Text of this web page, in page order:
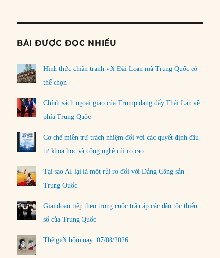
BÀI ĐƯỢC ĐỌC NHIỀU
Hình thức chiến tranh với Đài Loan mà Trung Quốc có
thể chọn
Chính sách ngoại giao của Trump đang đẩy Thái Lan về
phía Trung Quốc
Cơ chế miễn trừ trách nhiệm đối với các quyết định đầu
tư khoa học và công nghệ rủi ro cao
Tại sao AI lại là một rủi ro đối với Đảng Cộng sản
Trung Quốc
Giai đoạn tiếp theo trong cuộc trấn áp các dân tộc thiểu
số của Trung Quốc
Thế giới hôm nay: 07/08/2026